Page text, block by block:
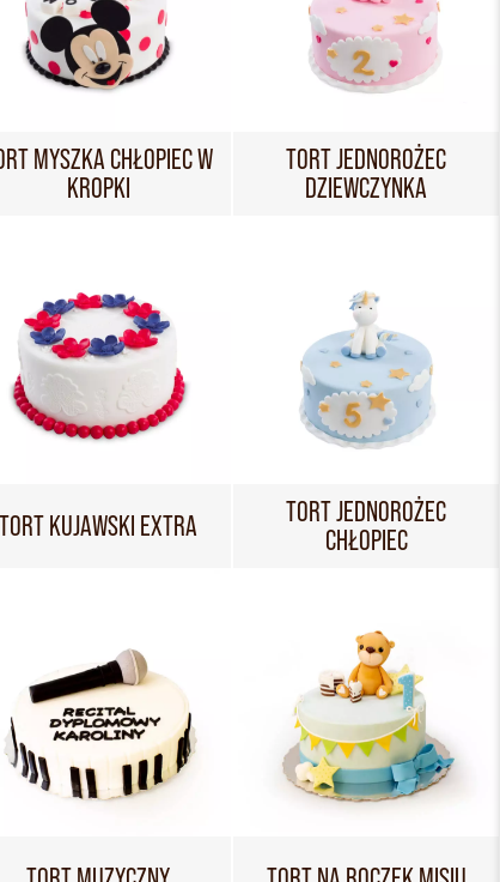
MYSZKA CHŁOPIEC W
KROPKI
TORT JEDNOROŻEC
DZIEWCZYNKA
TORT KUJAWSKI EXTRA
TORT JEDNOROŻEC
CHŁOPIEC